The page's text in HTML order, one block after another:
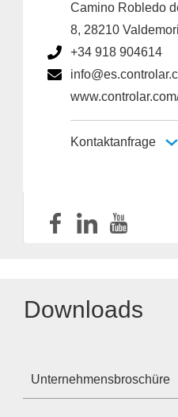
Camino Robledo
8, 28210
+34 918 904614
Kontaktanfrage
Downloads
Unternehmensbroschüre